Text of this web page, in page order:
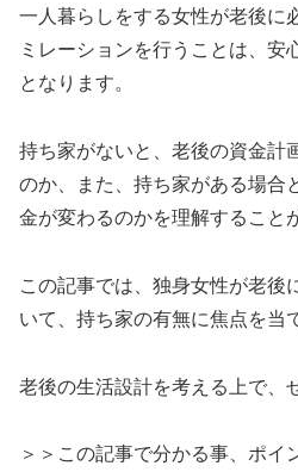
一人暮らしをする女性が老後に
ミレーションを行うことは、安
となります。
持ち家がないと、老後の資金計
のか、また、持ち家がある場合
金が変わるのかを理解すること
この記事では、独身女性が老後
いて、持ち家の有無に焦点を当
老後の生活設計を考える上で、
＞＞この記事で分かる事、ポイ